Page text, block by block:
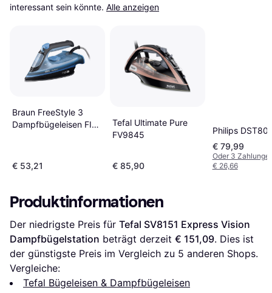
interessant sein könnte. Alle anzeigen
Braun FreeStyle 3
Dampfbügeleisen FI
€ 53,21
Tefal Ultimate Pure
FV9845
€ 85,90
Philips
€ 79,99
Oder 3
€ 26,66
Produktinformationen
Der niedrigste Preis für Tefal SV8151 Express Vision
Dampfbügelstation beträgt derzeit € 151,09. Dies ist
der günstigste Preis im Vergleich zu 5 anderen Shops.
Vergleiche:
Tefal Bügeleisen & Dampfbügeleisen